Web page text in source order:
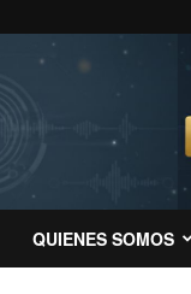
QUIENES SOMOS